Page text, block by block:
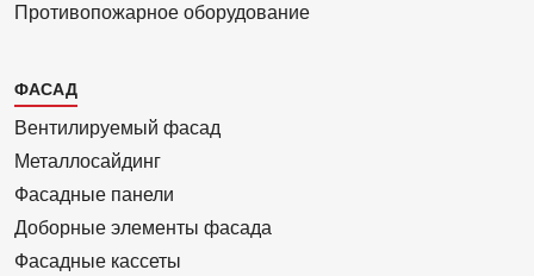
Противопожарное оборудование
Каталог
2
ФАСАД
Вентилиру­емый фасад
Металло­сайдинг
Фасадные панели
Доборные элементы фасада
Фасадные кассеты